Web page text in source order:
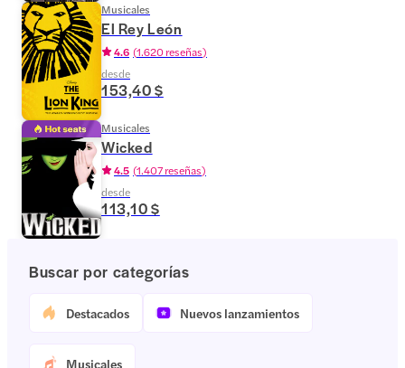
Musicales
El Rey León
4.6 (1.620 reseñas)
desde
153,40 $
Musicales
Wicked
4.5 (1.407 reseñas)
desde
113,10 $
Buscar por categorías
Destacados Nuevos lanzamientos
Musicales